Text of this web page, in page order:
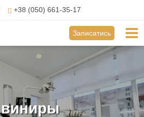
+38 (050) 661-35-17
Записатись
виниры